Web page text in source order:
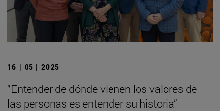
16 | 05 | 2025
“Entender de dónde vienen los valores de
las personas es entender su historia”